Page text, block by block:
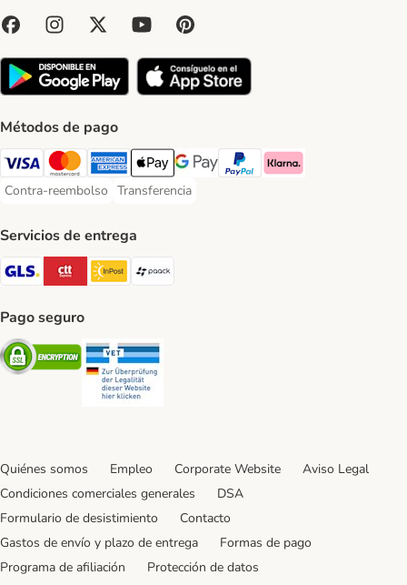
Métodos de pago
Visa Payment Method
Mastercard Payment Method
American Express Payment Method
Apple Pay Payment Method
Google Pay Payment Method
PayPal Payment Method
Klarna Payment Method
Contra-reembolso
Contra-reembolso Payment Method
Transferencia
Transferencia Payment Method
Servicios de entrega
GLS Shipping Method
CTTExpress Shipping Method
InPost Shipping Method
paack Shipping Method
Pago seguro
Security
Quiénes somos Empleo Corporate Website
Aviso Legal
Condiciones comerciales generales
DSA
Formulario de desistimiento
Contacto
Gastos de envío y plazo de entrega
Formas de pago
Programa de afiliación
Protección de datos